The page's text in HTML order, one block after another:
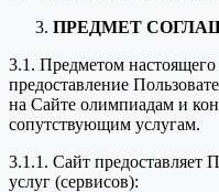
ПРЕДМЕТ
3.1. Предметом
предоставление
на Сайте олимпиадам и
сопутствующим услугам.
3.1.1. Сайт предоставляет
услуг (сервисов):